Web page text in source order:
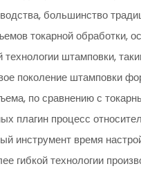
большинство
токарной обработки,
технологии штамповки,
поколение штамповки
по сравнению с
плагин процесс
инструмент время
гибкой технологии